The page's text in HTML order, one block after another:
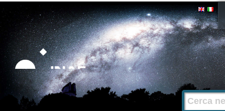
Strumenti
personali
Salta
contenuti.
|
Salta
alla
navigazione
Cerca nel
Ricerca
avanzata…